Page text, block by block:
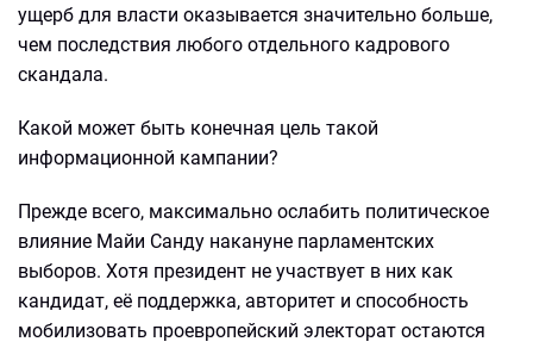
ущерб для власти оказывается значительно больше,
чем последствия любого отдельного кадрового
скандала.
Какой может быть конечная цель такой
информационной кампании?
Прежде всего, максимально ослабить политическое
влияние Майи Санду накануне парламентских
выборов. Хотя президент не участвует в них как
кандидат, её поддержка, авторитет и способность
мобилизовать проевропейский электорат остаются